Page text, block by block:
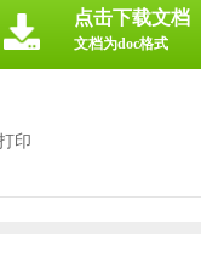
印
点击下载文档
文档为doc格式